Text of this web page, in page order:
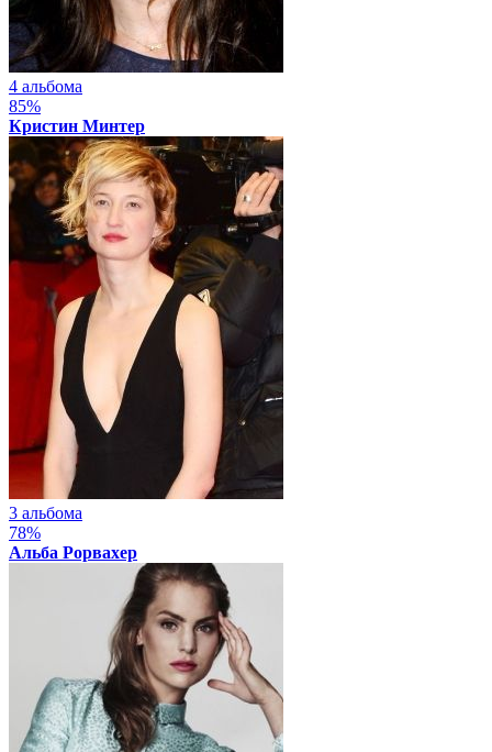
4 альбома
85%
Кристин Минтер
3 альбома
78%
Альба Рорвахер